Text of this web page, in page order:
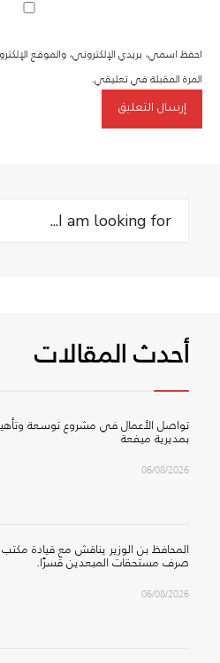
احفظ اسمي، بريدي الإلكتروني، والموقع
المرة المقبلة في تعليقي.
Search
أحدث المقالات
تواصل الأعمال في مشروع توسعة
بمديرية ميفعة
06/08/2026
المحافظ بن الوزير يناقش مع قيادة
صرف مستحقات المبعدين قسرًا.
06/08/2026